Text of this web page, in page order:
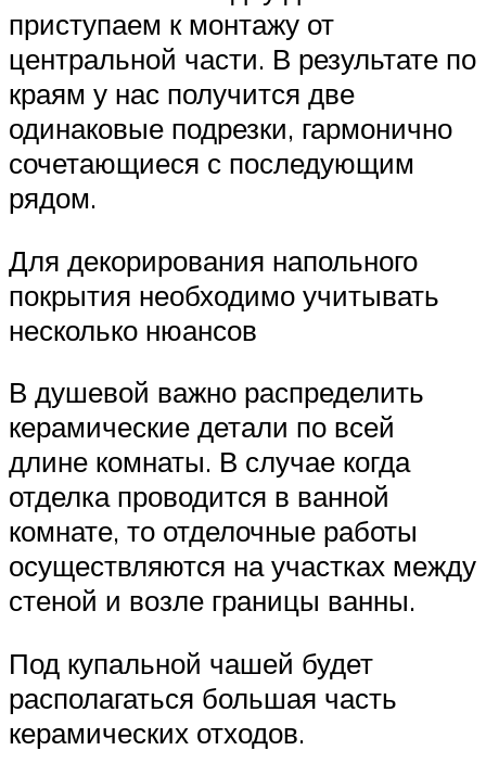
приступаем к монтажу от
центральной части. В результате по
краям у нас получится две
одинаковые подрезки, гармонично
сочетающиеся с последующим
рядом.
Для декорирования напольного
покрытия необходимо учитывать
несколько нюансов
В душевой важно распределить
керамические детали по всей
длине комнаты. В случае когда
отделка проводится в ванной
комнате, то отделочные работы
осуществляются на участках между
стеной и возле границы ванны.
Под купальной чашей будет
располагаться большая часть
керамических отходов.